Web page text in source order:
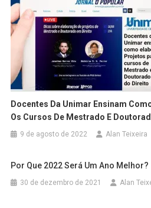
Docentes Da Unimar Ensinam
Os Cursos De Mestrado E
9 de agosto de 2022 Alan Teixeira
Por Que 2022 Será Um Ano Melhor?
30 de dezembro de 2021 Alan